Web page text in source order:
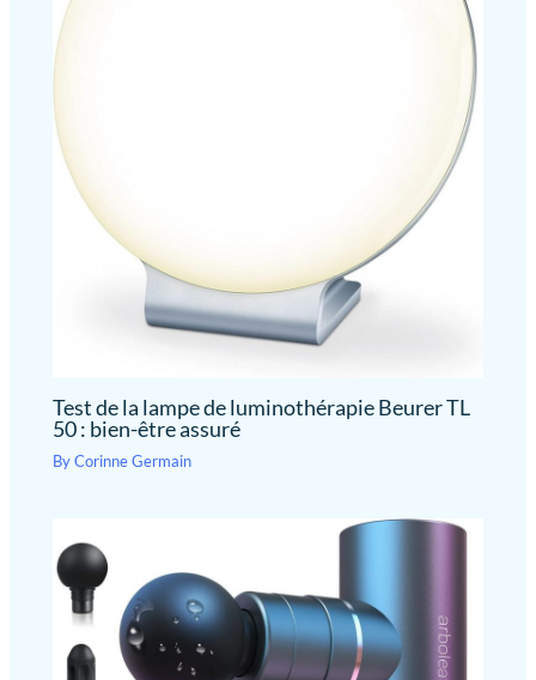
Test de la lampe de luminothérapie Beurer TL
50 : bien-être assuré
ByCorinne Germain